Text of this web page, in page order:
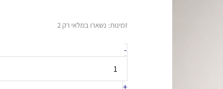
זמינות: נשארו במלאי רק 2
-
כמות
זכוכית
פיסולי
+